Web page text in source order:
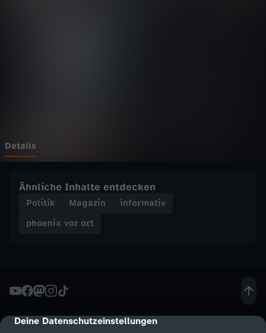
cmp-dialog-description
Deine Datenschutzeinstellungen
t
V
l
a
Details
Ähnliche Inhalte entdecken
Politik Magazin
informativ
phoenix vor ort